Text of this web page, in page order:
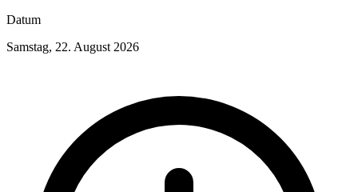
Datum
Samstag, 22. August 2026